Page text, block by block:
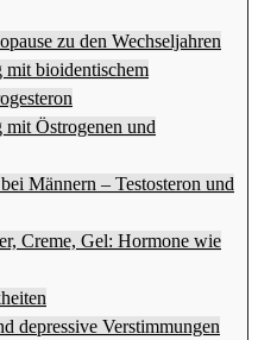
zu den Wechseljahren
bioidentischem
Östrogenen und
Männern – Testosteron und
Creme, Gel: Hormone wie
depressive Verstimmungen